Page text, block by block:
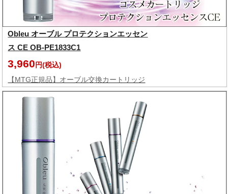
Obleu オーブル プロテクションエッセン
ス CE OB-PE1833C1
3,960 円(税込)
【MTG正規品】オーブル交換カートリッジ